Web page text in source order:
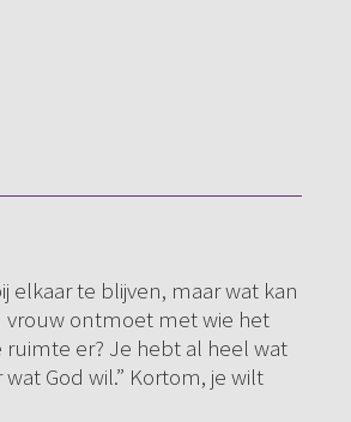
te blijven, maar wat kan
vrouw ontmoet met wie het
ruimte er? Je hebt al heel wat
God wil.” Kortom, je wilt